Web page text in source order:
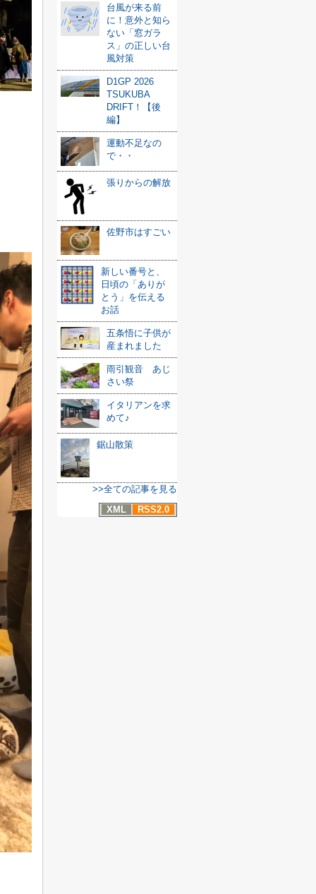
台風が来る前
に！意外と知ら
ない「窓ガラ
ス」の正しい台
風対策
D1GP 2026
TSUKUBA
DRIFT！【後
編】
運動不足なの
で・・
張りからの解放
佐野市はすごい
新しい番号と、
日頃の「ありが
とう」を伝える
お話
五条悟に子供が
産まれました
雨引観音 あじ
さい祭
イタリアンを求
めて♪
鋸山散策
>>全ての記事を見る
XML
RSS2.0